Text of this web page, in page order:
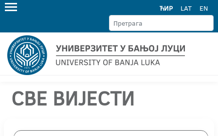
ЋИР LAT EN
СВЕ ВИЈЕСТИ